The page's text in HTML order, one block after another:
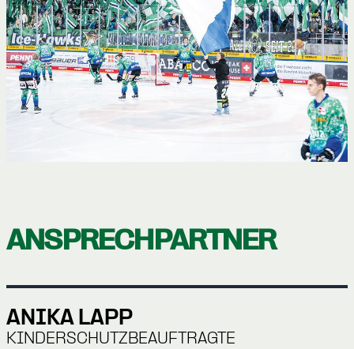
ANSPRECHPARTNER
ANIKA LAPP
KINDERSCHUTZBEAUFTRAGTE